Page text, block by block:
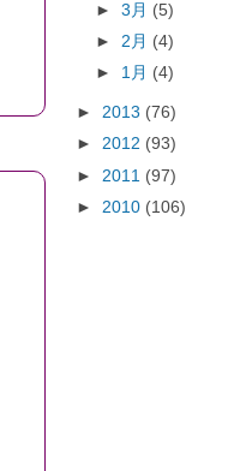
►3月 (5)
►2月 (4)
► 1月 (4)
► 2013 (76)
► 2012 (93)
► 2011 (97)
► 2010 (106)